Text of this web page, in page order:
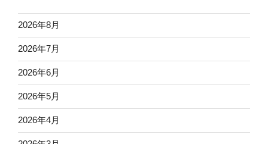
2026年8月
2026年7月
2026年6月
2026年5月
2026年4月